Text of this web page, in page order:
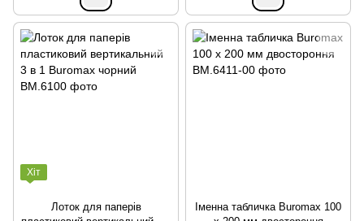
Хіт
Лоток для паперів
Іменна табличка Buromax 100